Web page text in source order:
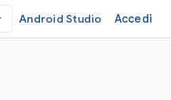
Android Studio Accedi